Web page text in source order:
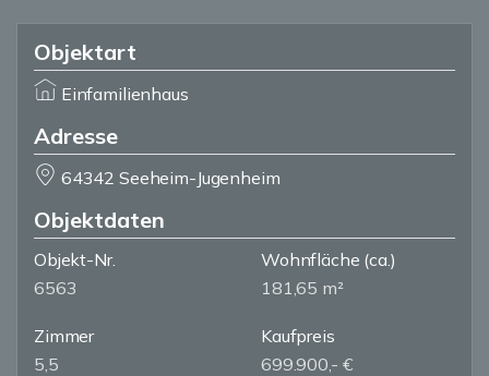
Objektart
Einfamilienhaus
Adresse
64342 Seeheim-Jugenheim
Objektdaten
Objekt-Nr.
6563
Wohnfläche (ca.)
181,65 m²
Zimmer
5,5
Kaufpreis
699.900,- €